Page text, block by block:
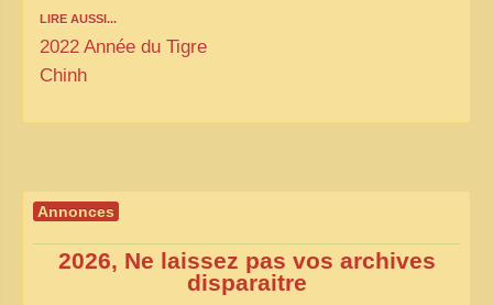
LIRE AUSSI...
2022 Année du Tigre
Chinh
Annonces
2026, Ne laissez pas vos archives
disparaitre